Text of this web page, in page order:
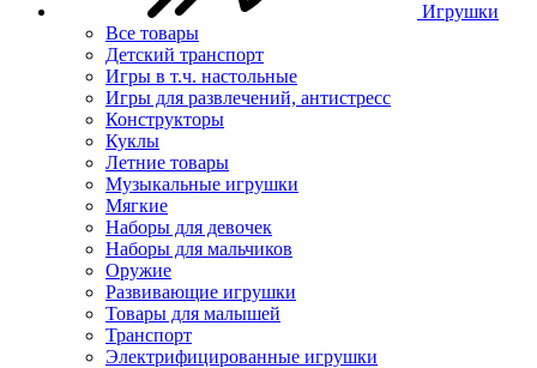
Игрушки
Все товары
Детский транспорт
Игры в т.ч. настольные
Игры для развлечений, антистресс
Конструкторы
Куклы
Летние товары
Музыкальные игрушки
Мягкие
Наборы для девочек
Наборы для мальчиков
Оружие
Развивающие игрушки
Товары для малышей
Транспорт
Электрифицированные игрушки